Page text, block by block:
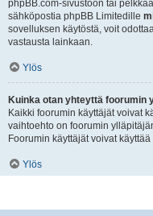
phpBB.com-sivustoon tai
sähköpostia phpBB Limitedille
sovelluksen käytöstä, voit
vastausta lainkaan.
Ylös
Kuinka otan yhteyttä foorumin
Kaikki foorumin käyttäjät voivat
vaihtoehto on foorumin
Foorumin käyttäjät voivat käyttää
Ylös